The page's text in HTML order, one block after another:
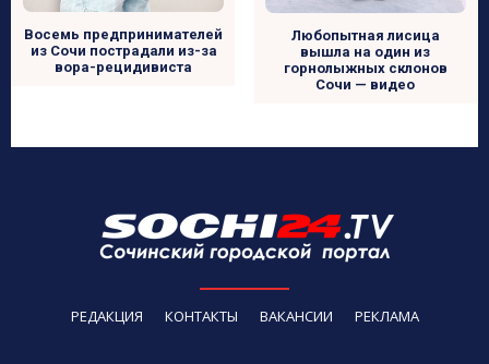
Восемь предпринимателей
из Сочи пострадали из-за
вора-рецидивиста
Любопытная лисица
вышла на один из
горнолыжных склонов
Сочи — видео
РЕДАКЦИЯ КОНТАКТЫ ВАКАНСИИ РЕКЛАМА